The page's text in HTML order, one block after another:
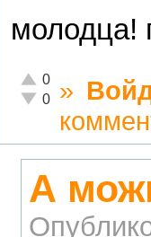
молодца!
Отлично!
0
Неадекватно!
0 »
А